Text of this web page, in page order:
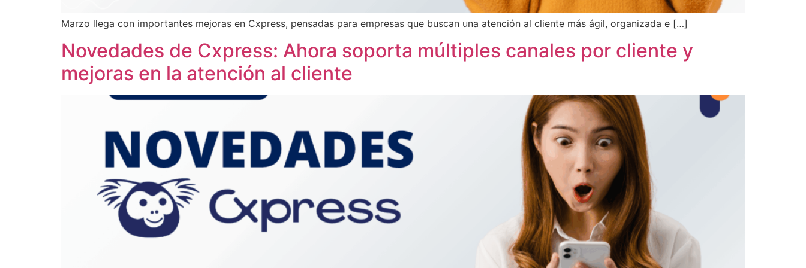
Marzo llega con importantes mejoras en Cxpress, pensadas para empresas que buscan una atención al cliente más ágil, organizada e […]
Novedades de Cxpress: Ahora soporta múltiples canales por cliente y
mejoras en la atención al cliente